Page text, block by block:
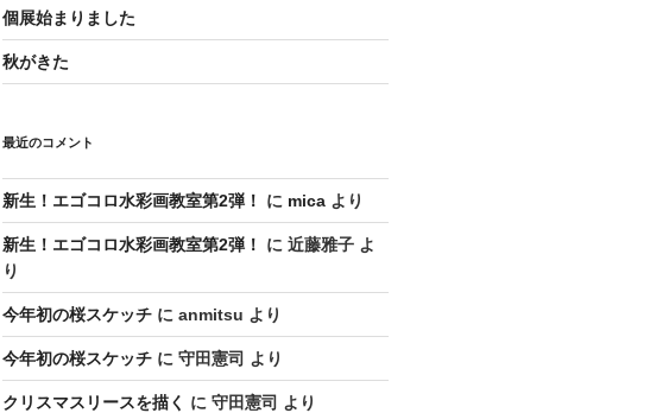
個展始まりました
秋がきた
最近のコメント
新生！エゴコロ水彩画教室第2弾！ に micaより
新生！エゴコロ水彩画教室第2弾！ に 近藤雅子よ
り
今年初の桜スケッチに anmitsu より
今年初の桜スケッチに 守田憲司 より
クリスマスリースを描く に 守田憲司 より